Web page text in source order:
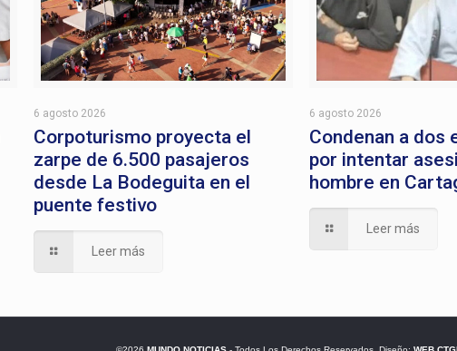
6 agosto 2026
Corpoturismo proyecta el
zarpe de 6.500 pasajeros
desde La Bodeguita en el
puente festivo
Leer más
6 agosto 2026
Condenan a dos
por intentar
hombre en
Leer más